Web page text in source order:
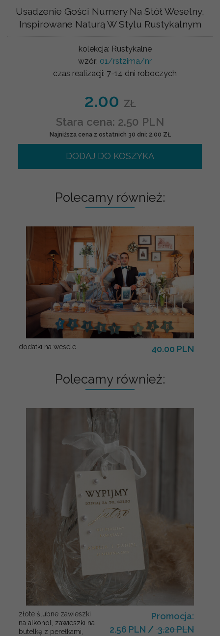
Usadzenie Gości Numery Na Stół Weselny,
Inspirowane Naturą W Stylu Rustykalnym
kolekcja: Rustykalne
wzór: 01/rstzima/nr
czas realizacji: 7-14 dni roboczych
2.00 ZŁ
Stara cena: 2.50 PLN
Najniższa cena z ostatnich 30 dni: 2.00 ZŁ
DODAJ DO KOSZYKA
Polecamy również:
dodatki na wesele 40.00 PLN
Polecamy również:
złote ślubne zawieszki
na alkohol, zawieszki na
butelkę z perełkami,
Promocja:
2.56 PLN / 3.20 PLN